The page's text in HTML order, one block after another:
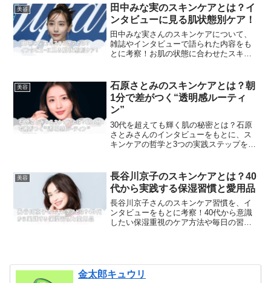
美容
田中みな実のスキンケアとは？イ
ンタビューに見る肌状態別ケア！
田中みな実さんのスキンケアについて、
雑誌やインタビューで語られた内容をも
とに考察！お肌の状態に合わせたスキン
美容
石原さとみのスキンケアとは？朝
1分で差がつく“透明感ルーティ
ン”
30代を超えても輝く肌の秘密とは？石原
さとみさんのインタビューをもとに、ス
キンケアの哲学と3つの実践ステップをま
美容
長谷川京子のスキンケアとは？40
代から実践する保湿習慣と愛用品
長谷川京子さんのスキンケア習慣を、イ
ンタビューをもとに考察！40代から意識
したい保湿重視のケア方法や毎日の習
金太郎キュウリ